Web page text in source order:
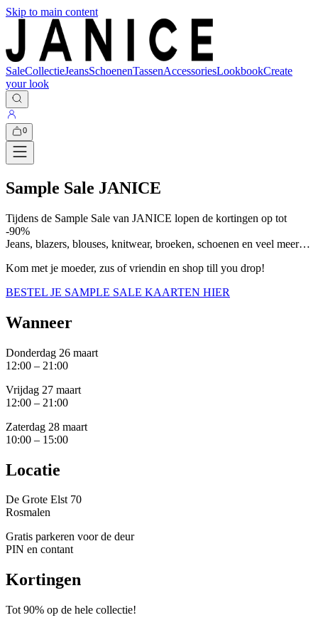
Skip to main content
SaleCollectieJeansSchoenenTassenAccessoriesLookbookCreate
your look
0
Sample Sale JANICE
Tijdens de Sample Sale van JANICE lopen de kortingen op tot
-90%
Jeans, blazers, blouses, knitwear, broeken, schoenen en veel meer…
Kom met je moeder, zus of vriendin en shop till you drop!
BESTEL JE SAMPLE SALE KAARTEN HIER
Wanneer
Donderdag 26 maart
12:00 – 21:00
Vrijdag 27 maart
12:00 – 21:00
Zaterdag 28 maart
10:00 – 15:00
Locatie
De Grote Elst 70
Rosmalen
Gratis parkeren voor de deur
PIN en contant
Kortingen
Tot 90% op de hele collectie!